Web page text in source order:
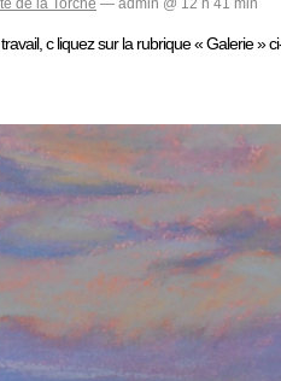
de la Torche — admin @ 12 h 41 min
c liquez sur la rubrique « Galerie »